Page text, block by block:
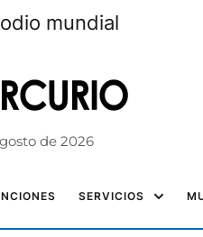
mundial
de 2026
SERVICIOS